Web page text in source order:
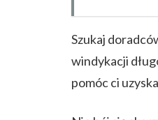
Szukaj
windykacji
pomóc ci